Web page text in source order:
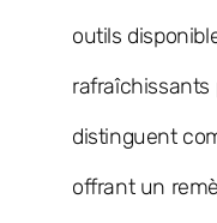
outils
rafraîchissants
distinguent
offrant un